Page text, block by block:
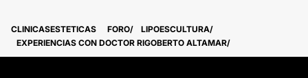
CLINICASESTETICAS FORO
LIPOESCULTURA
EXPERIENCIAS CON DOCTOR RIGOBERTO ALTAMAR